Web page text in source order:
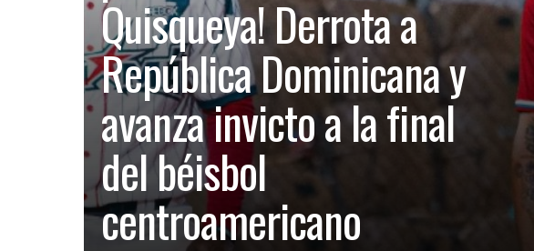
Quisqueya! Derrota a
República Dominicana y
avanza invicto a la final
del béisbol
centroamericano